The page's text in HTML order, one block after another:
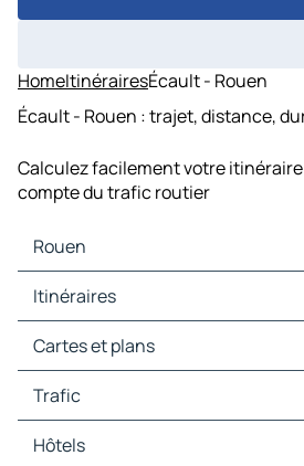
HomeItinérairesÉcault - Rouen
Écault - Rouen : trajet, distance,
Calculez facilement votre
compte du trafic routier
Rouen
Rouen Cartes et plans
Rouen Trafic
Rouen Hôtels
Rouen Restaurants
Rouen Stations-service
Itinéraires
Itinéraires Rouen - Paris
Itinéraires Rouen - Orléans
Itinéraires Rouen - Lille
Itinéraires Rouen - Évreux
Itinéraires Rouen - Beauvais
Itinéraires Rouen - Pontoise
Cartes et plans
Cartes et plans Paris
Cartes et plans Orléans
Cartes et plans Lille
Cartes et plans Évreux
Trafic
Trafic Paris
Trafic Orléans
Hôtels